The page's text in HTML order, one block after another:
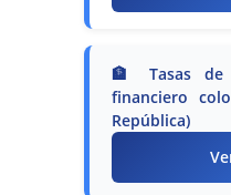
🏦 Tasas de
financiero
República)